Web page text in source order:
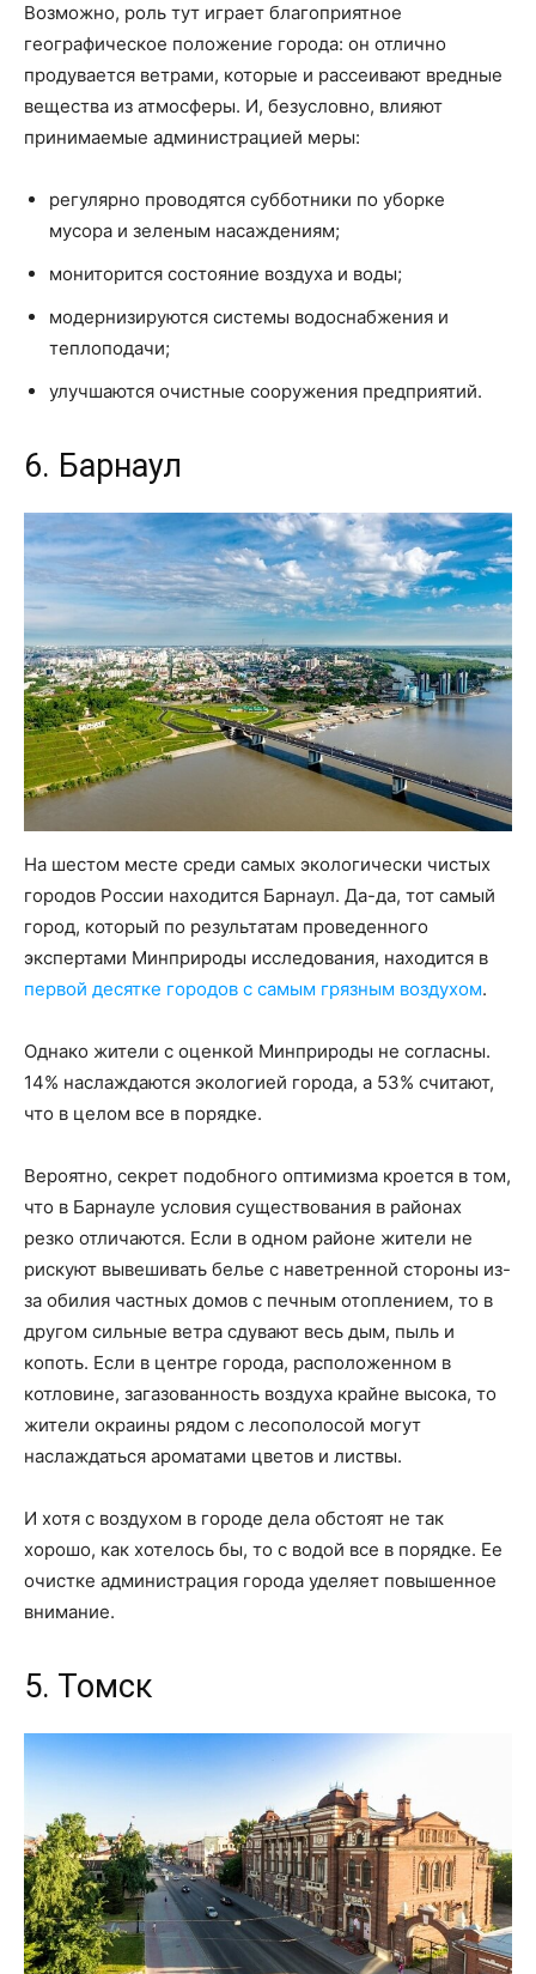
Возможно, роль тут играет благоприятное
географическое положение города: он отлично
продувается ветрами, которые и рассеивают вредные
вещества из атмосферы. И, безусловно, влияют
принимаемые администрацией меры:
регулярно проводятся субботники по уборке
мусора и зеленым насаждениям;
мониторится состояние воздуха и воды;
модернизируются системы водоснабжения и
теплоподачи;
улучшаются очистные сооружения предприятий.
6. Барнаул
На шестом месте среди самых экологически чистых
городов России находится Барнаул. Да-да, тот самый
город, который по результатам проведенного
экспертами Минприроды исследования, находится в
первой десятке городов с самым грязным воздухом.
Однако жители с оценкой Минприроды не согласны.
14% наслаждаются экологией города, а 53% считают,
что в целом все в порядке.
Вероятно, секрет подобного оптимизма кроется в том,
что в Барнауле условия существования в районах
резко отличаются. Если в одном районе жители не
рискуют вывешивать белье с наветренной стороны из-
за обилия частных домов с печным отоплением, то в
другом сильные ветра сдувают весь дым, пыль и
копоть. Если в центре города, расположенном в
котловине, загазованность воздуха крайне высока, то
жители окраины рядом с лесополосой могут
наслаждаться ароматами цветов и листвы.
И хотя с воздухом в городе дела обстоят не так
хорошо, как хотелось бы, то с водой все в порядке. Ее
очистке администрация города уделяет повышенное
внимание.
5. Томск